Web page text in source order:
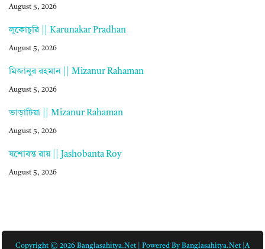
August 5, 2026
লুকোচুরি || Karunakar Pradhan
August 5, 2026
মিজানুর রহমান || Mizanur Rahaman
August 5, 2026
ভাড়াটিয়া || Mizanur Rahaman
August 5, 2026
যশোবন্ত রায় || Jashobanta Roy
August 5, 2026
Copyright © 2026 Banglasahitya.net | Powered By Banglasahitya.net |A